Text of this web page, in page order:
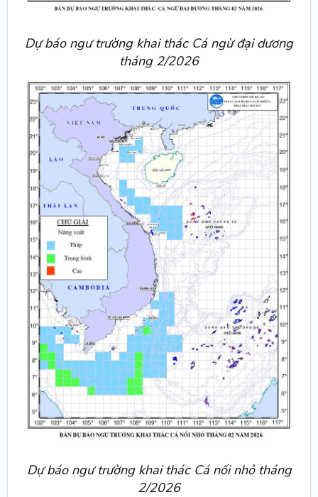
Dự báo ngư trường khai thác Cá ngừ đại dương
tháng 2/2026
Dự báo ngư trường khai thác Cá nối nhỏ tháng
2/2026